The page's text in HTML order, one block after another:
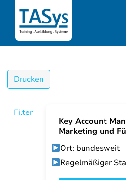
Drucken
Filter
Key Account
Marketing und
Ort: bundesweit
Regelmäßiger